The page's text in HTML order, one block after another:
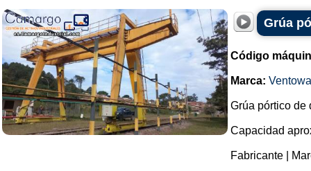
Grúa
Código
Marca:
Grúa pórtico de
Capacidad
Fabricante |